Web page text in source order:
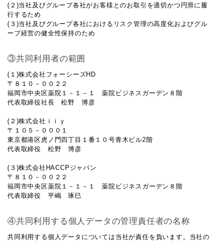
(２)当社及びグループ各社がお客様とのお取引を適切かつ円滑に履
行するため
(３)当社及びグループ各社におけるリスク管理の高度化およびグル
ープ経営の健全性保持のため
③共同利用者の範囲
(１)株式会社フォーシーズHD
〒８１０－００２２
福岡市中央区薬院１－１－１ 薬院ビジネスガーデン８階
代表取締役社長 松野 博彦
(２)株式会社ｉｉｙ
〒１０５－０００１
東京都港区虎ノ門四丁目１番１０号青木ビル2階
代表取締役 松野 博彦
(３)株式会社HACCPジャパン
〒８１０－００２２
福岡市中央区薬院１－１－１ 薬院ビジネスガーデン８階
代表取締役 平嶋 琢巳
④共同利用する個人データの管理責任者の名称
共同利用する個人データについては当社が責任を負います。当社の